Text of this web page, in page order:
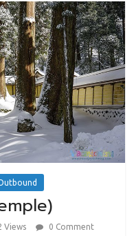
Views
0 Comment